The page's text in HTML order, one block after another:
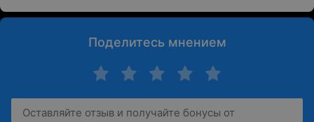
Поделитесь мнением